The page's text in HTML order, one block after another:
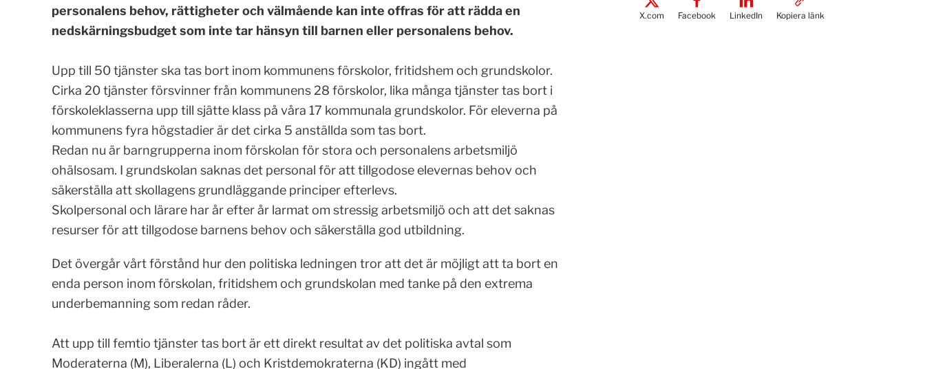
personalens behov, rättigheter och välmående kan inte offras för att rädda en
nedskärningsbudget som inte tar hänsyn till barnen eller personalens behov.
Upp till 50 tjänster ska tas bort inom kommunens förskolor, fritidshem och grundskolor.
Cirka 20 tjänster försvinner från kommunens 28 förskolor, lika många tjänster tas bort i
förskoleklasserna upp till sjätte klass på våra 17 kommunala grundskolor. För eleverna på
kommunens fyra högstadier är det cirka 5 anställda som tas bort.
Redan nu är barngrupperna inom förskolan för stora och personalens arbetsmiljö
ohälsosam. I grundskolan saknas det personal för att tillgodose elevernas behov och
säkerställa att skollagens grundläggande principer efterlevs.
Skolpersonal och lärare har år efter år larmat om stressig arbetsmiljö och att det saknas
resurser för att tillgodose barnens behov och säkerställa god utbildning.
Det övergår vårt förstånd hur den politiska ledningen tror att det är möjligt att ta bort en
enda person inom förskolan, fritidshem och grundskolan med tanke på den extrema
underbemanning som redan råder.
Att upp till femtio tjänster tas bort är ett direkt resultat av det politiska avtal som
Moderaterna (M), Liberalerna (L) och Kristdemokraterna (KD) ingått med
X.com Facebook LinkedIn Kopiera länk